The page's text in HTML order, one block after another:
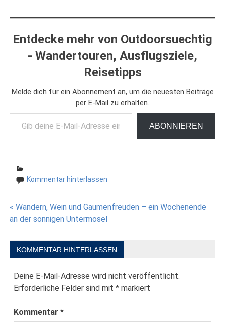
Entdecke mehr von Outdoorsuechtig
- Wandertouren, Ausflugsziele,
Reisetipps
Melde dich für ein Abonnement an, um die neuesten Beiträge
per E-Mail zu erhalten.
Gib deine E-Mail-Adresse ein ...
ABONNIEREN
Kommentar hinterlassen
Beitragsnavigation
« Wandern, Wein und Gaumenfreuden – ein Wochenende
an der sonnigen Untermosel
KOMMENTAR HINTERLASSEN
Deine E-Mail-Adresse wird nicht veröffentlicht.
Erforderliche Felder sind mit* markiert
Kommentar*